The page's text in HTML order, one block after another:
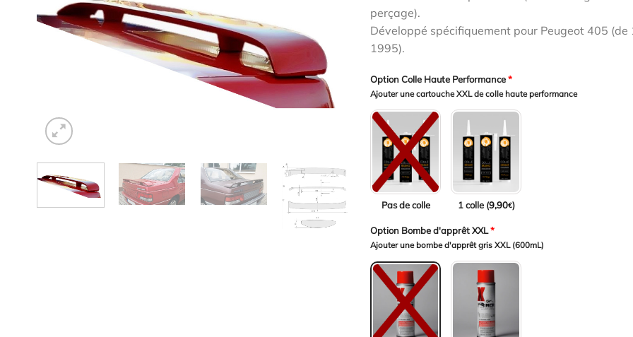
perçage).
Développé spécifiquement pour Peugeot 405 (de
1995).
Option Colle Haute Performance*
Ajouter une cartouche XXL de colle haute performance
Pas de colle 1 colle (9,90€)
Option Bombe d'apprêt XXL*
Ajouter une bombe d'apprêt gris XXL (600mL)